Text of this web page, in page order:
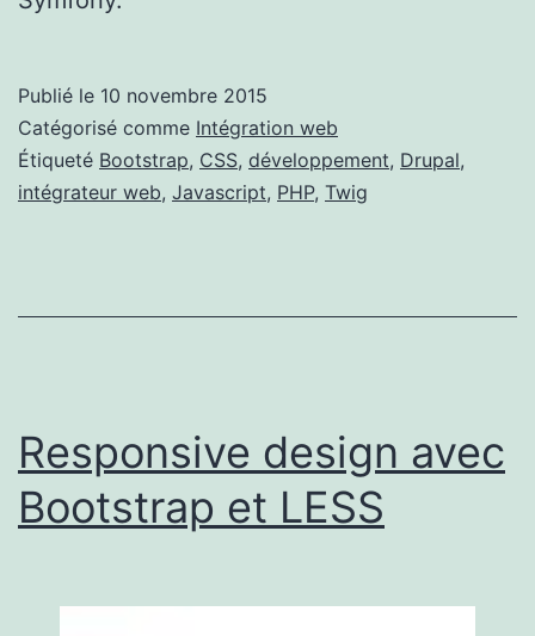
Publié le 10 novembre 2015
Catégorisé comme Intégration web
Étiqueté Bootstrap, CSS, développement, Drupal,
intégrateur web, Javascript, PHP, Twig
Responsive design avec
Bootstrap et LESS